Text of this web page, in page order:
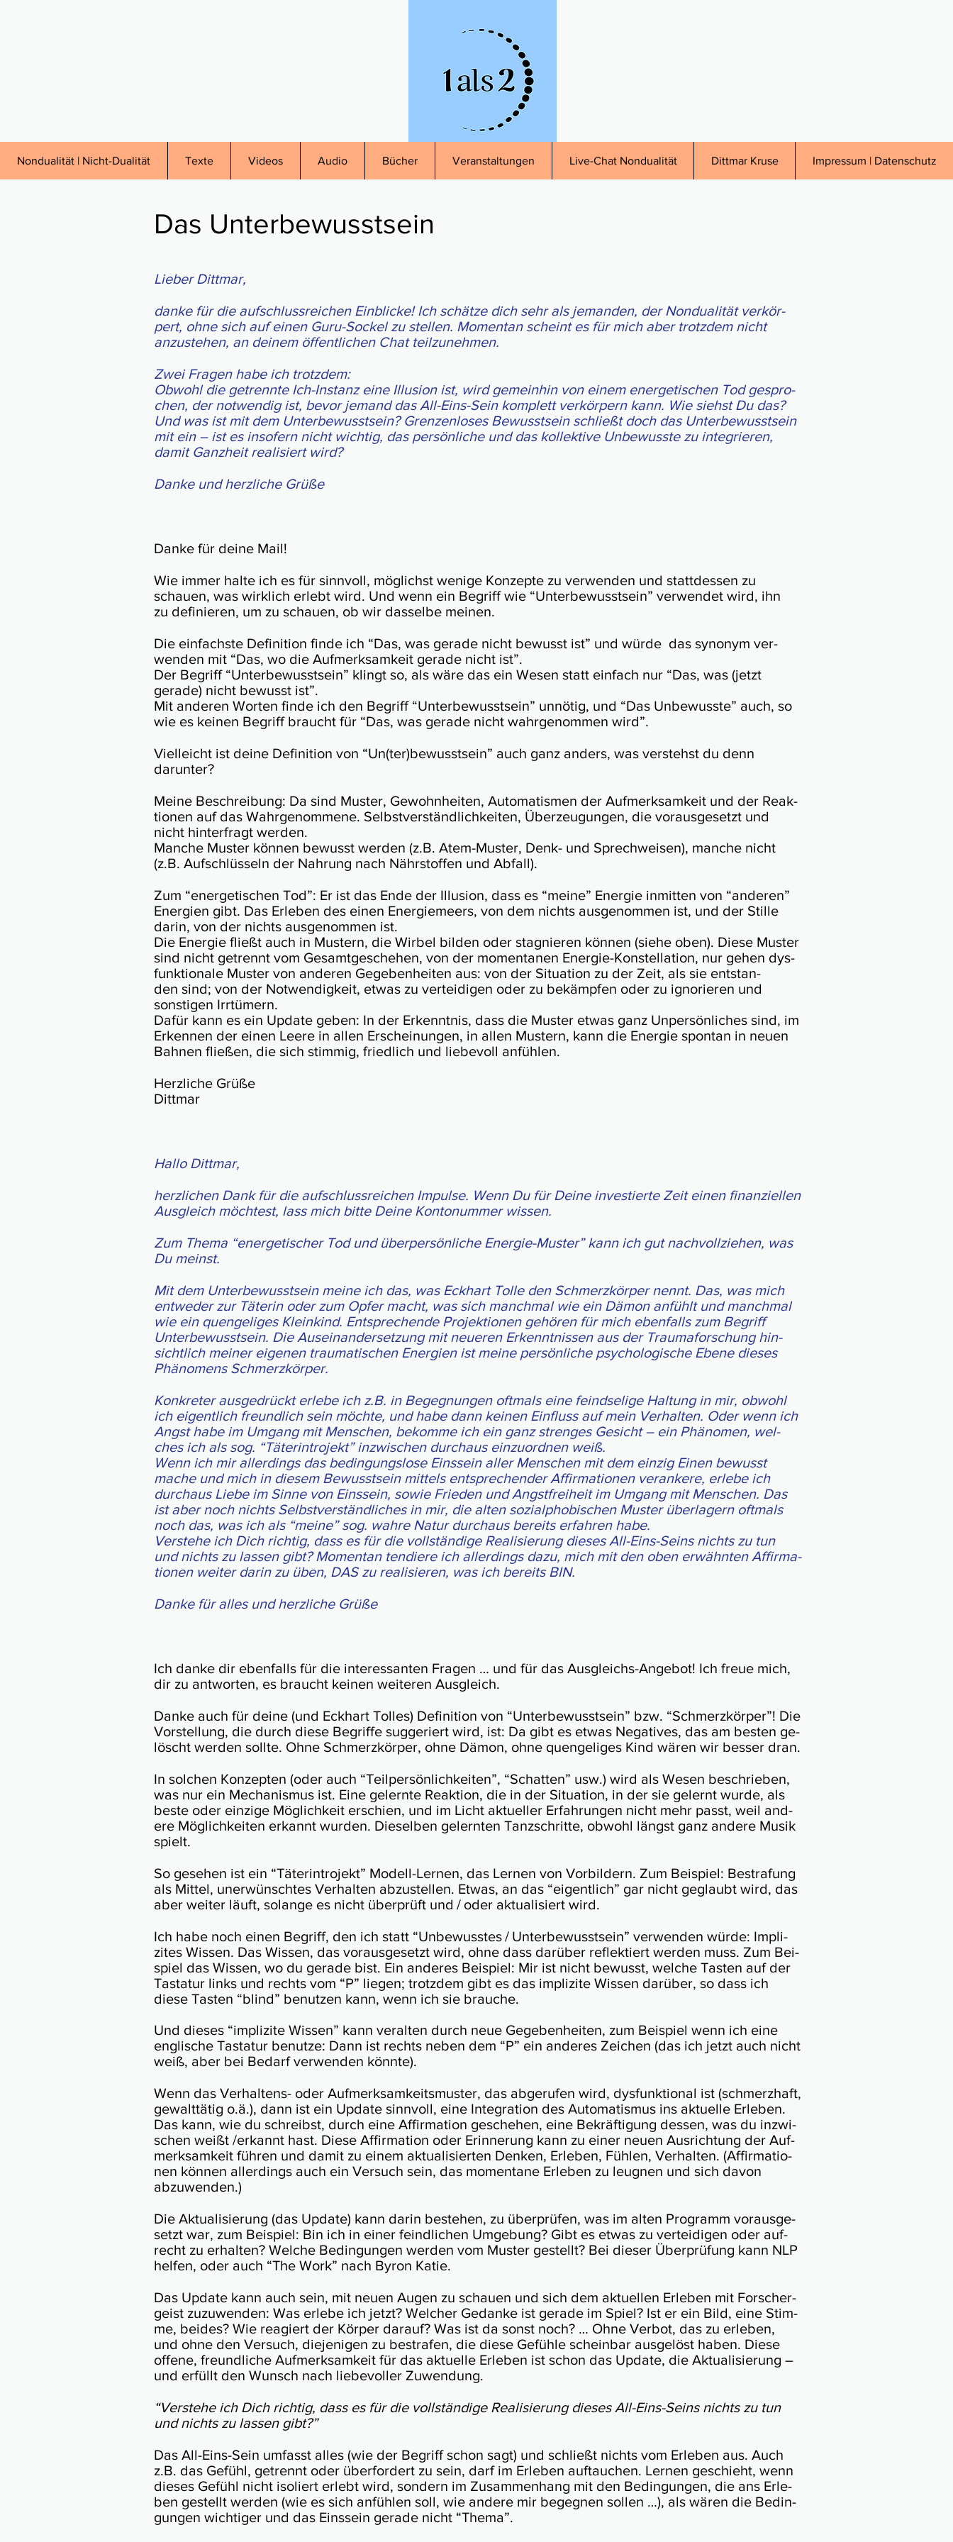
Das Unterbewusstsein
Lieber Dittmar,
danke für die auf­schluss­rei­chen Ein­blicke! Ich schätze dich sehr als jeman­den, der Non­dua­li­tät ver­kör­
pert, ohne sich auf einen Guru-Sockel zu stel­len. Momen­tan scheint es für mich aber trotz­dem nicht
anzu­st­ehen, an dein­em öffent­lichen Chat teil­zu­neh­men.
Zwei Fra­gen habe ich trotz­dem:
Obwohl die ge­trenn­te Ich-Ins­tanz eine Illu­sion ist, wird gemein­hin von einem ener­ge­ti­schen Tod ge­spro­
chen, der not­wen­dig ist, be­vor jemand das All-Eins-Sein komp­lett ver­kör­pern kann. Wie siehst Du das?
Und was ist mit dem Unter­be­wusst­sein? Gren­zen­los­es Bewusst­sein schließt doch das Unter­be­wusst­sein
mit ein – ist es inso­fern nicht wich­tig, das per­sön­li­che und das kol­lek­tive Un­be­wusste zu inte­grieren,
damit Ganz­heit rea­li­siert wird?
Danke und herzliche Grüße
Danke für deine Mail!
Wie immer halte ich es für sinn­voll, mög­lichst wenige Kon­zepte zu ver­wen­den und statt­des­sen zu
schauen, was wirk­lich er­lebt wird. Und wenn ein Be­griff wie “Unter­bewusst­sein” ver­wen­det wird, ihn
zu de­fi­nie­ren, um zu schauen, ob wir das­selbe meinen.
Die ein­fachste De­fi­ni­tion fin­de ich “Das, was gerade nicht bewusst ist” und würde das syno­nym ver­
wen­den mit “Das, wo die Auf­merk­sam­keit gerade nicht ist”.
Der Begriff “Unter­be­wussts­ein” klingt so, als wäre das ein Wesen statt ein­fach nur “Das, was (jetzt
gerade) nicht bewusst ist”.
Mit ande­ren Wor­ten finde ich den Begriff “Unter­be­wusst­sein” unnötig, und “Das Un­bew­usste” auch, so
wie es kei­nen Be­griff braucht für “Das, was gerade nicht wahr­ge­no­mmen wird”.
Viel­leicht ist deine De­fi­ni­tion von “Un(ter)­be­wusst­sein” auch ganz anders, was ver­stehst du denn
darunter?
Meine Beschrei­bung: Da sind Mus­ter, Gewohn­heiten, Auto­ma­tis­men der Auf­merk­sam­keit und der Reak­
tio­nen auf das Wahr­ge­nom­mene. Selbst­ver­ständ­lich­kei­ten, Über­ze­ugung­en, die voraus­ge­setzt und
nicht hin­ter­fragt wer­den.
Man­che Mus­ter kön­nen bewusst wer­den (z.B. Atem-Muster, Denk- und Sprech­wei­sen), man­che nicht
(z.B. Auf­schlüs­seln der Nah­rung nach Nähr­stof­fen und Abfall).
Zum “ener­ge­ti­schen Tod”: Er ist das Ende der Illu­sion, dass es “meine” Ener­gie inmit­ten von “ande­ren”
Ener­gien gibt. Das Er­le­ben des einen Ener­gie­meers, von dem nichts aus­ge­nom­men ist, und der Stille
darin, von der nichts aus­genom­men ist.
Die Ener­gie fließt auch in Mus­tern, die Wir­bel bil­den oder stag­nie­ren kön­nen (siehe oben). Die­se Mus­ter
sind nicht ge­trennt vom Gesamt­gesche­hen, von der momen­ta­nen Energie-Konstel­la­tion, nur gehen dys­
funk­tio­nale Mus­ter von anderen Gege­ben­hei­ten aus: von der Situ­a­tion zu der Zeit, als sie ent­stan­
den sind; von der Not­wen­dig­keit, etwas zu ver­tei­di­gen oder zu be­kämp­fen oder zu igno­rie­ren und
sonstigen Irrtümern.
Dafür kann es ein Up­date geben: In der Er­kennt­nis, dass die Mus­ter etwas ganz Un­per­sön­li­ches sind, im
Er­ken­nen der einen Lee­re in allen Erschei­nun­gen, in allen Mus­tern, kann die Ener­gie spon­tan in neuen
Bah­nen flie­ßen, die sich stimmig, friedl­ich und lie­bev­oll anfühlen.
Herzliche Grüße
Dittmar
Hallo Dittmar,
herz­­li­chen Dank für die auf­schluss­rei­chen Im­pul­se. Wenn Du für Deine in­ves­tier­te Zeit einen fi­nan­ziel­len
Aus­gleich möch­test, lass mich bitte Dein­e Kon­to­nu­mmer wissen.
Zum Thema “ener­ge­ti­scher Tod und über­per­sön­liche Energie-Muster” kann ich gut nach­voll­zie­hen, was
Du meinst.
Mit dem Unter­be­wusst­sein meine ich das, was Eckhart Tolle den Schmerz­kör­per nennt. Das, was mich
ent­we­der zur Täterin oder zum Opfer macht, was sich manch­mal wie ein Dämon an­fühlt und manch­mal
wie ein quen­ge­li­ges Klein­kind. Ent­spre­chende Pro­jek­ti­onen ge­hören für mich eben­falls zum Be­griff
Unter­be­wusst­sein. Die Aus­ein­an­der­set­zung mit neu­eren Erkennt­nis­sen aus der Trauma­for­schung hin­
sicht­lich mei­ner eige­nen trau­ma­tis­chen Ener­gien ist mei­ne per­sön­li­che psy­cho­lo­gi­sche Ebene die­ses
Phä­no­mens Schmerz­körper.
Konkreter aus­ge­drückt erlebe ich z.B. in Be­geg­nun­gen oft­mals eine feind­se­li­ge Hal­tung in mir, ob­wohl
ich ei­gent­lich freund­lich sein möch­te, und habe dann kei­nen Ein­fluss auf mein Ver­hal­ten. Oder wenn ich
Angst habe im Um­gang mit Men­­schen, be­kom­me ich ein ganz stren­ges Ge­sicht – ein Phä­no­men, wel­
ches ich als sog. “Täter­intro­jekt” inzwi­schen durch­aus ein­zu­ordn­en weiß.
Wenn ich mir aller­dings das be­din­gungs­lo­se Eins­sein aller Men­schen mit dem ein­zig Einen be­wusst
mache und mich in die­sem Be­wusst­sein mit­tels ent­spre­chen­der Affir­ma­tio­nen ver­an­ke­re, er­le­be ich
durch­aus Lie­be im Sin­ne von Eins­sein, sowie Frie­den und Angst­frei­heit im Um­gang mit Menschen. Das
ist aber noch nichts Selbst­ver­ständ­li­ches in mir, die al­ten sozial­pho­bi­schen Mus­ter über­la­gern oft­mals
noch das, was ich als “meine” sog. wah­re Na­tur durch­aus be­reits er­fah­ren habe.
Verstehe ich Dich rich­tig, dass es für die voll­stän­di­ge Rea­li­sie­rung die­ses All-Eins-Seins nichts zu tun
und nichts zu las­sen gibt? Momen­tan ten­diere ich aller­dings da­zu, mich mit den oben erwähn­ten Affir­ma­
tio­nen wei­ter darin zu üben, DAS zu rea­li­sie­ren, was ich bereits BIN.
Danke für alles und herzliche Grüße
Ich danke dir eben­falls für die interessan­ten Fra­gen … und für das Aus­gleichs-Angebot! Ich freue mich,
dir zu ant­wor­ten, es braucht kei­nen wei­te­ren Aus­gleich.
Danke auch für deine (und Eckhart Tolles) Defi­ni­tion von “Unter­be­wusst­sein” bzw. “Schmerz­kör­per”! Die
Vor­stel­lung, die durch diese Be­grif­fe sug­ge­riert wird, ist: Da gibt es etwas Nega­ti­ves, das am bes­ten ge­
löscht wer­den soll­te. Ohne Schmerz­kör­per, ohne Dä­mon, ohne quen­geliges Kind wären wir besser dran.
In solchen Kon­zep­ten (oder auch “Teil­per­sön­lich­kei­ten”, “Schat­ten” usw.) wird als Wesen be­schrie­ben,
was nur ein Mecha­nis­mus ist. Eine ge­lern­te Rea­kt­ion, die in der Si­tu­a­tion, in der sie ge­lernt wur­de, als
bes­te oder ein­zi­ge Mög­lich­keit er­schien, und im Licht aktu­el­ler Er­fah­run­gen nicht mehr passt, weil an­d­
ere Mög­lich­kei­­ten er­kannt wur­den. Die­sel­ben ge­lern­ten Tanz­schritte, ob­wohl längst ganz andere Musik
spielt.
So gesehen ist ein “Täter­intro­jekt” Modell-Lernen, das Ler­nen von Vor­bil­dern. Zum Bei­spiel: Be­stra­fung
als Mit­tel, un­er­wünsch­tes Ver­hal­ten ab­zu­stel­len. Et­was, an das “eigent­lich” gar nicht ge­glaubt wird, das
aber wei­ter läuft, so­lan­ge es nicht über­prüft und / oder aktu­alisiert wird.
Ich habe noch einen Begriff, den ich statt “Unbewuss­tes / Unter­be­wusst­sein” ver­wenden würde: Impli­
zites Wis­sen. Das Wis­sen, das voraus­ge­setzt wird, ohne dass darü­ber re­flek­tiert wer­den muss. Zum Bei­
spiel das Wis­sen, wo du gerade bist. Ein an­de­res Bei­spiel: Mir ist nicht be­wusst, wel­che Tas­ten auf der
Tas­ta­tur links und rechts vom “P” lie­gen; trotz­dem gibt es das imp­li­zi­te Wis­sen darü­ber, so dass ich
diese Tas­ten “blind” benut­zen kann, wenn ich sie brauche.
Und dieses “im­pli­z­ite Wis­sen” kann ve­ral­ten durch neue Ge­ge­ben­hei­ten, zum Bei­spiel wenn ich ei­ne
eng­li­sche Tas­ta­tur be­nutze: Dann ist rechts ne­ben dem “P” ein an­de­res Zei­chen (das ich jetzt auch nicht
weiß, aber bei Be­darf ver­wenden könnte).
Wenn das Ver­hal­tens- oder Auf­mer­ksam­keits­muster, das ab­ge­ru­fen wird, dys­funk­tio­nal ist (schmer­zhaft,
gewalt­tä­tig o.ä.), dann ist ein Up­date sinn­voll, eine Inte­gra­tion des Auto­ma­tis­mus ins aktu­elle Erleben.
Das kann, wie du schreibst, durch eine Af­fir­ma­tion ge­sche­hen, eine Be­kräf­ti­gung des­sen, was du in­zwi­
schen weißt /er­kannt hast. Diese Af­fir­ma­tion oder Er­in­ne­rung kann zu einer neuen Aus­rich­tung der Auf­
merk­sam­keit füh­ren und da­mit zu einem ak­tua­li­sier­ten Den­ken, Er­le­ben, Füh­len, Ver­hal­ten. (Affir­ma­tio­
nen kön­nen aller­dings auch ein Ver­such sein, das mome­ntane Er­leben zu leug­nen und sich davon
abzuwenden.)
Die Aktua­li­sie­rung (das Up­date) kann da­rin be­ste­hen, zu über­prü­fen, was im al­ten Pro­gramm voraus­ge­
setzt war, zum Bei­spiel: Bin ich in einer feind­li­chen Um­ge­bung? Gibt es et­was zu ver­tei­di­gen oder auf­
recht zu er­hal­ten? Wel­che Be­din­gun­gen werden vom Mus­ter ge­stellt? Bei die­ser Über­prü­fung kann NLP
helfen, oder auch “The Work” nach Byron Katie.
Das Update kann auch sein, mit neuen Au­gen zu schauen und sich dem ak­tu­el­len Er­le­ben mit For­scher­
geist zu­zu­we­nden: Was er­leb­e ich jetzt? Wel­cher Ge­dan­ke ist ge­ra­de im Spiel? Ist er ein Bild, eine Stim­
me, beides? Wie rea­giert der Kör­per darauf? Was ist da sonst noch? … Ohne Ver­bot, das zu er­leben,
und ohne den Ver­such, die­je­ni­gen zu be­stra­fen, die die­se Ge­füh­le schein­bar aus­ge­löst ha­ben. Die­se
offe­ne, freund­li­che Auf­merk­sam­keit für das ak­tu­elle Er­le­ben ist schon das Update, die Ak­tu­ali­sierung –
und erfüllt den Wunsch nach lie­be­voller Zuwendung.
“Ver­ste­he ich Dich rich­tig, dass es für die voll­stän­di­ge Rea­li­sie­rung die­ses All-Eins-Seins nichts zu tun
und nichts zu lassen gibt?”
Das All-Eins-Sein umfasst al­les (wie der Be­griff schon sagt) und schließt nichts vom Er­le­ben aus. Auch
z.B. das Gefühl, ge­trennt oder über­for­dert zu sein, darf im Er­le­ben auf­tau­chen. Ler­nen ge­schieht, wenn
die­ses Gefühl nicht isol­iert erlebt wird, son­dern im Zusammen­hang mit den Bedin­gun­gen, die ans Erle­
ben gestellt wer­den (wie es sich anfüh­len soll, wie andere mir begeg­nen sol­len …), als wären die Bedin­
gun­gen wich­ti­ger und das Eins­sein gerade nicht “Thema”.
Nondualität | Nicht-Dualität Texte Videos Audio Bücher Veranstaltungen Live-Chat Nondualität Dittmar Kruse Impressum | Datenschutz